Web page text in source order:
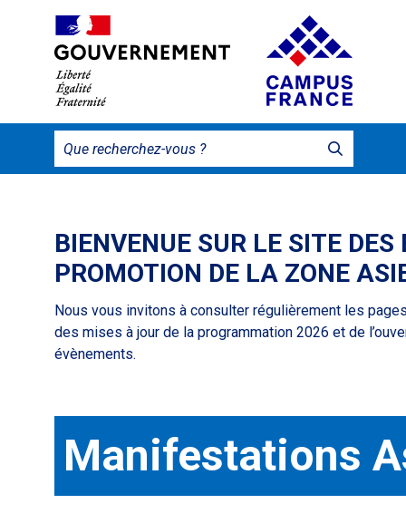
BIENVENUE SUR LE SITE
PROMOTION DE LA ZONE
Nous vous invitons à consulter régulièrement les
des mises à jour de la programmation 2026 et de
évènements.
Manifestations